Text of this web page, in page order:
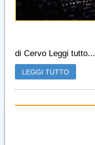
di Cervo Leggi tutto...
LEGGI TUTTO